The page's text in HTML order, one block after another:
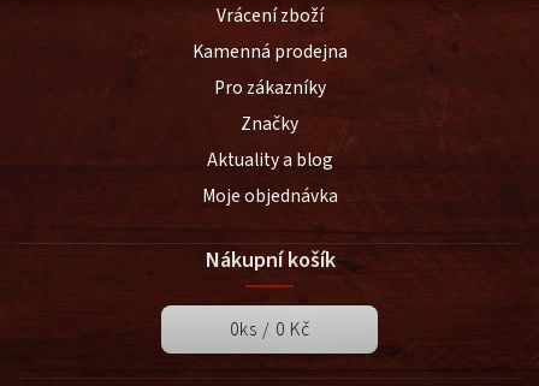
Vrácení zboží
Kamenná prodejna
Pro zákazníky
Značky
Aktuality a blog
Moje objednávka
Nákupní košík
0ks / 0 Kč